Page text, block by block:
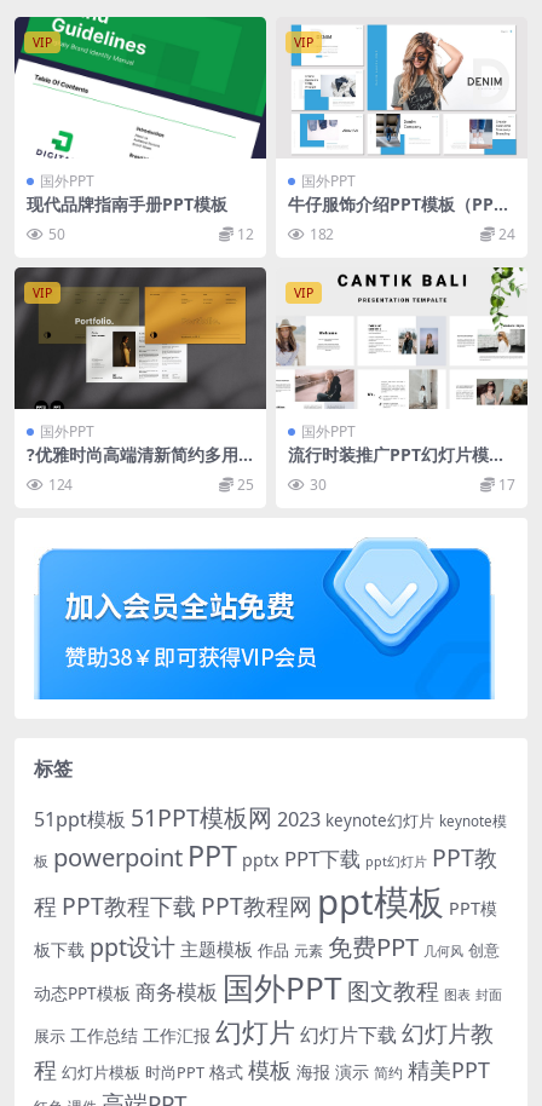
VIP
国外PPT
现代品牌指南手册PPT模板
50 12
VIP
国外PPT
牛仔服饰介绍PPT模板（PPT
X）182 24
VIP
国外PPT
?优雅时尚高端清新简约多用
途的高品质powerpoint幻灯
片演示模板（pptx）
124 25
VIP
国外PPT
流行时装推广PPT幻灯片模板
Fashionable – PowerPoint
Template
30 17
标签
51ppt模板 51PPT模板网 2023 keynote幻灯片 keynote模
板 powerpoint PPT pptx PPT下载 ppt幻灯片 PPT教
程 PPT教程下载 PPT教程网 ppt模板 PPT模
板下载 ppt设计 主题模板 作品 元素 免费PPT 几何风 创意
动态PPT模板 商务模板 国外PPT图文教程 图表 封面
展示 工作总结 工作汇报 幻灯片 幻灯片下载 幻灯片教
程 幻灯片模板 时尚PPT 格式 模板 海报 演示 简约 精美PPT